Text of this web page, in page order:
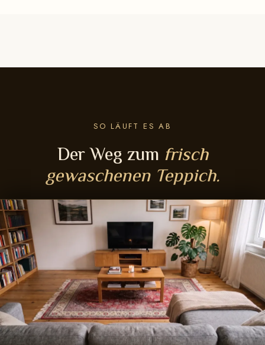
SO LÄUFT ES AB
Der Weg zum frisch
gewaschenen Teppich.